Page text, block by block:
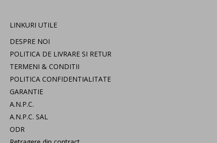
LINKURI UTILE
DESPRE NOI
POLITICA DE LIVRARE SI RETUR
TERMENI & CONDITII
POLITICA CONFIDENTIALITATE
GARANTIE
A.N.P.C.
A.N.P.C. SAL
ODR